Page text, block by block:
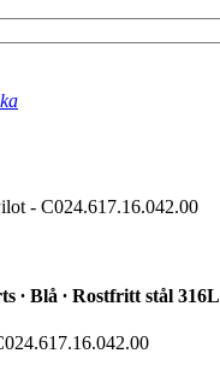
- C024.617.16.042.00
∙ Blå ∙ Rostfritt stål 316L